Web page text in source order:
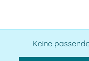
Keine